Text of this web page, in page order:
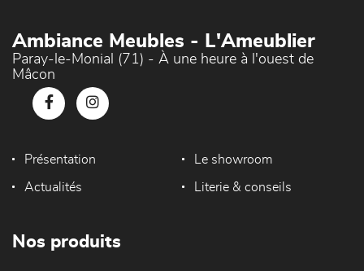
Ambiance Meubles - L'Ameublier
Paray-le-Monial (71) - À une heure à l'ouest de
Mâcon
Présentation Le showroom
Actualités Literie & conseils
Nos produits